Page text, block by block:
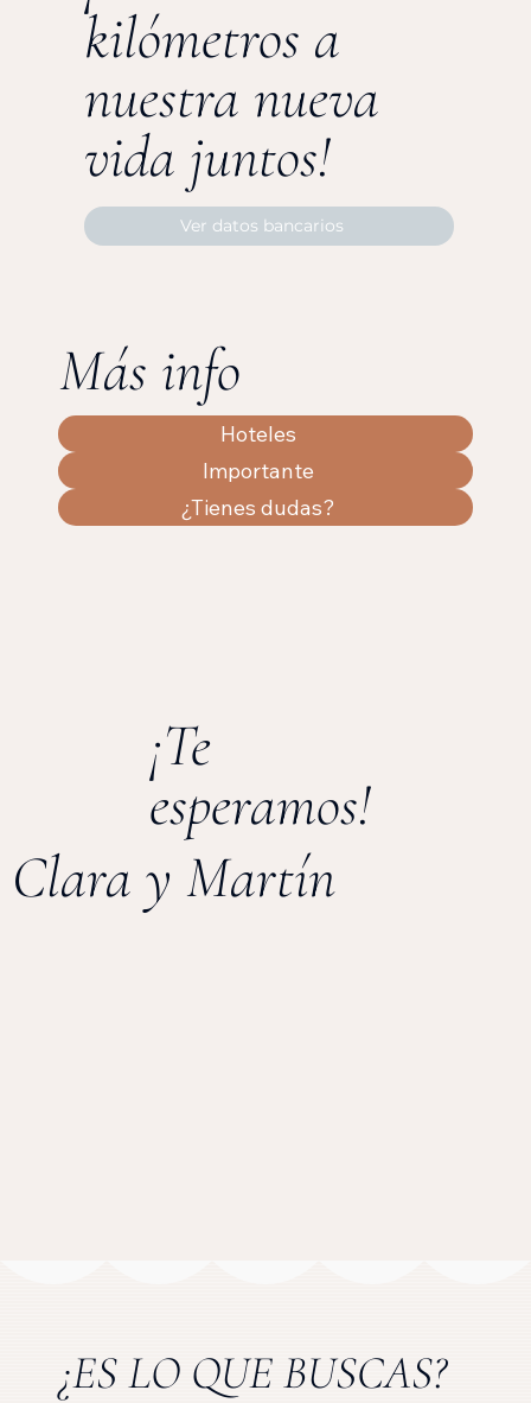
kilómetros a
nuestra nueva
vida juntos!
Ver datos bancarios
Más info
Hoteles
Importante
¿Tienes dudas?
¡Te
esperamos!
Clara y Martín
¿ES LO QUE BUSCAS?